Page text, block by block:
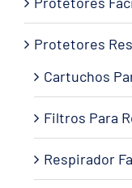
Protetores
Cartuchos
Filtros Para
Respirador